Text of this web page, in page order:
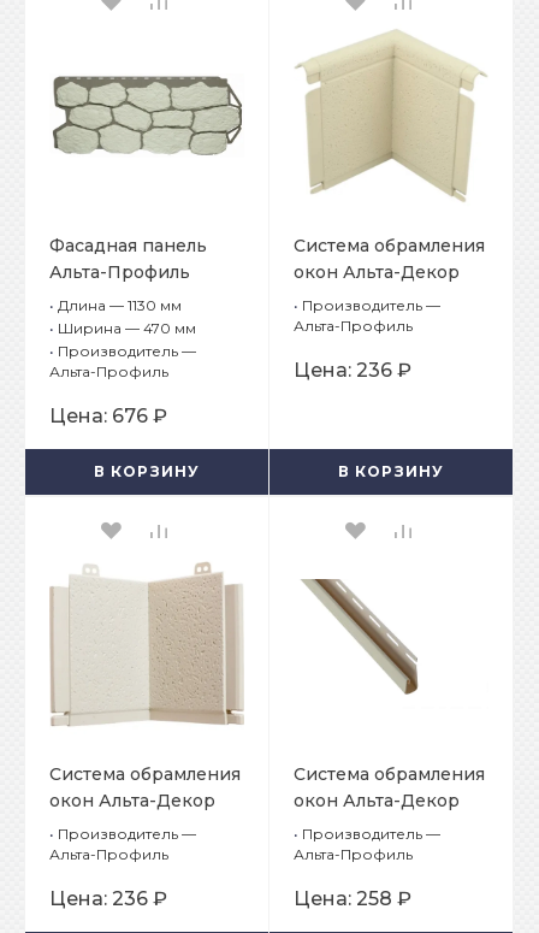
Фасадная панель
Альта-Профиль
Бутовый камень
Норвежский
• Длина — 1130 мм
• Ширина — 470 мм
• Производитель —
Альта-Профиль
Цена: 676 ₽
В КОРЗИНУ
Система обрамления
окон Альта-Декор
Классик Кремовый
Угол откоса
• Производитель —
Альта-Профиль
Цена: 236 ₽
В КОРЗИНУ
Система обрамления
окон Альта-Декор
Классик Кремовый
Угол доборного
• Производитель —
Альта-Профиль
Цена: 236 ₽
Система обрамления
окон Альта-Декор
Классик Кремовый
Планка отделочная
• Производитель —
Альта-Профиль
Цена: 258 ₽